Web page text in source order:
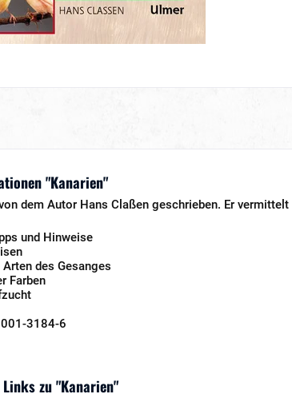
"Kanarien"
dem Autor Hans Claßen geschrieben. Er
und Hinweise
des Gesanges
Farben
3184-6
zu "Kanarien"